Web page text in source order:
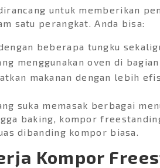
untuk memberikan
satu perangkat. Anda bisa:
beberapa tungku
menggunakan oven di
makanan dengan lebih
suka memasak berbagai
baking, kompor
dibanding kompor biasa.
Kompor